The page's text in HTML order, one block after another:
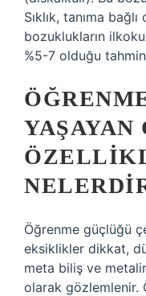
Sıklık, tanıma
bozuklukların
%5-7 olduğu
Öğrenme güçlüğü
eksiklikler dikkat,
meta biliş ve
olarak gözlemlenir.